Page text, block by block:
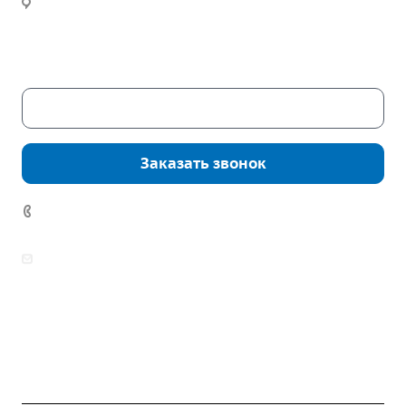
Заказать звонок